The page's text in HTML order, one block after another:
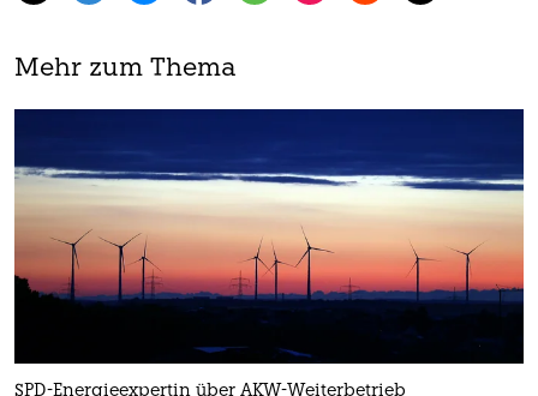
Mehr zum Thema
SPD-Energieexpertin über AKW-Weiterbetrieb